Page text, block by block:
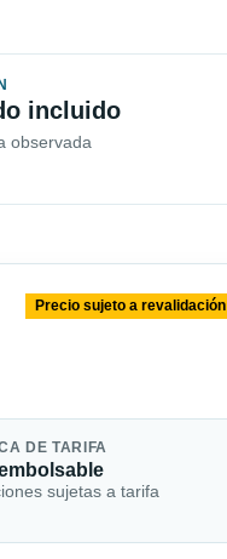
incluido
observada
Precio sujeto a revalidación
DE TARIFA
sujetas a tarifa